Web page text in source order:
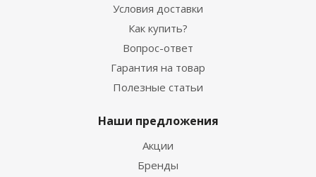
Условия доставки
Как купить?
Вопрос-ответ
Гарантия на товар
Полезные статьи
Наши предложения
Акции
Бренды